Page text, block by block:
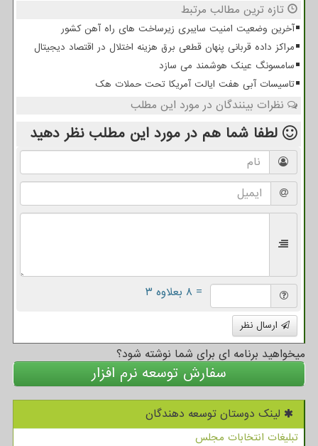
تازه ترین مطالب مرتبط
آخرین وضعیت امنیت سایبری زیرساخت های راه آهن کشور
مراکز داده قربانی پنهان قطعی برق هزینه اختلال در اقتصاد دیجیتال
سامسونگ عینک هوشمند می سازد
تاسیسات آبی هفت ایالت آمریکا تحت حملات هک
نظرات بینندگان در مورد این مطلب
لطفا شما هم در مورد این مطلب نظر دهید
= ۸ بعلاوه ۳
ارسال نظر
میخواهید برنامه ای برای شما نوشته شود؟
سفارش توسعه نرم افزار
لینک دوستان توسعه دهندگان
تبلیغات انتخابات مجلس